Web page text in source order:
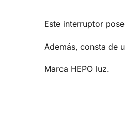
Este interruptor
Además, consta de
Marca HEPO luz.